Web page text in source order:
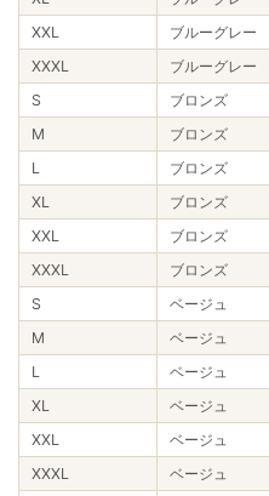
XXL
ブルーグレー
XXXL
ブルーグレー
S
ブロンズ
M
ブロンズ
L
ブロンズ
XL
ブロンズ
XXL
ブロンズ
XXXL
ブロンズ
S
ベージュ
M
ベージュ
L
ベージュ
XL
ベージュ
XXL
ベージュ
XXXL
ベージュ